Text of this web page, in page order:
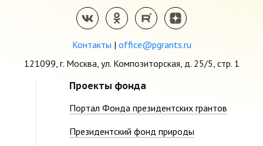
Контакты | office@pgrants.ru
121099, г. Москва, ул. Композиторская, д. 25/5, стр. 1
Проекты фонда
Портал Фонда президентских грантов
Президентский фонд природы